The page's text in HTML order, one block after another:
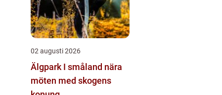
02 augusti 2026
Älgpark I småland nära
möten med skogens